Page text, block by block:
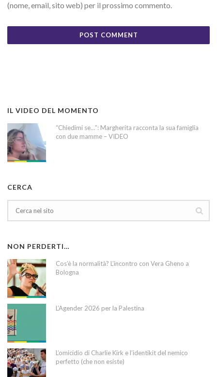
(nome, email, sito web) per il prossimo commento.
IL VIDEO DEL MOMENTO
“Chiedimi se…”: Margherita racconta la sua famiglia
con due mamme – VIDEO
CERCA
NON PERDERTI…
Cos’è la normalità? L’incontro con Vera Gheno a
Bologna
L’Agender 2026 per la Palestina
L’omicidio di Charlie Kirk e l’identikit del nemico
perfetto (che non esiste)